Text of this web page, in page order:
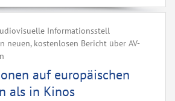
Informationsstell
neuen, kostenlosen Bericht über AV-
auf europäischen
als in Kinos